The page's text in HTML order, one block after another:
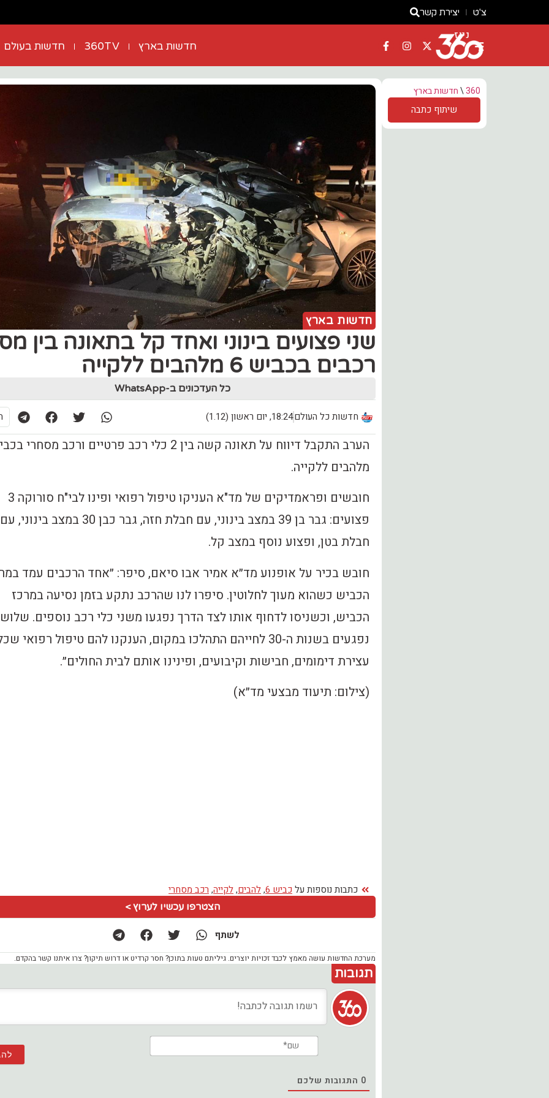
צ'ט יצירת קשר
ניוז
חדשות בארץ 360TV חדשות בעולם
360
\חדשות בארץ
שיתוף כתבה
חדשות בארץ
שני פצועים בינוני ואחד קל בתאונה בין
רכבים בכביש 6 מלהבים ללקייה
כל העדכונים ב-WhatsApp
חדשות כל העולם18:24, יום ראשון (1.12)
מלהבים ללקייה.
חובשים ופראמדיקים של מד"א העניקו טיפול רפואי ופינו לבי"ח סורוקה 3
פצועים: גבר בן 39 במצב בינוני, עם חבלת חזה, גבר כבן 30 במצב בינוני, עם
חבלת בטן, ופצוע נוסף במצב קל.
חובש בכיר על אופנוע מד״א אמיר אבו סיאם, סיפר: ״אחד הרכבים עמד
הכביש כשהוא מעוך לחלוטין. סיפרו לנו שהרכב נתקע בזמן נסיעה במרכז
הכביש, וכשניסו לדחוף אותו לצד הדרך נפגעו משני כלי רכב נוספים.
נפגעים בשנות ה-30 לחייהם התהלכו במקום, הענקנו להם טיפול רפואי
עצירת דימומים, חבישות וקיבועים, ופינינו אותם לבית החולים״.
(צילום: תיעוד מבצעי מד״א)
כתבות נוספות על כביש 6 ,להבים,לקייה, רכב מסחרי
הצטרפו עכשיו לערוץ >
לשתף
מערכת החדשות עושה מאמץ לכבד זכויות יוצרים. גיליתם טעות בתוכן? חסר קרדיט או דרוש תיקון? צרו איתנו קשר בהקדם.
תגובות
0 התגובות שלכם